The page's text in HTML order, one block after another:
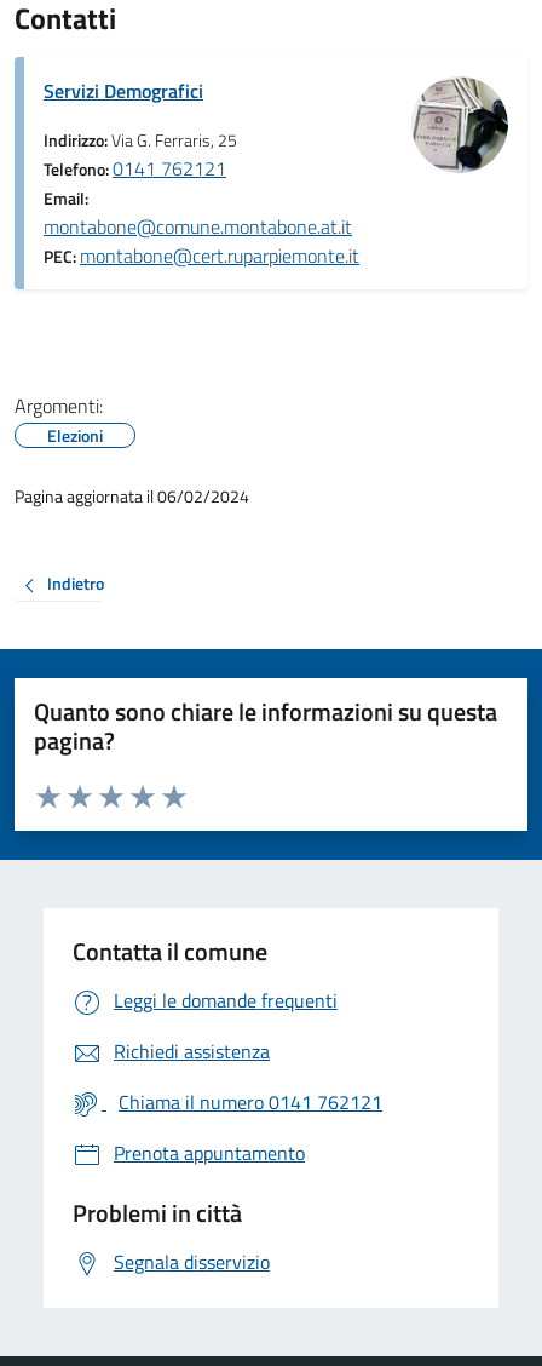
Contatti
Servizi Demografici
Indirizzo:Via G. Ferraris, 25
Telefono:0141 762121
Email:
montabone@comune.montabone.at.it
PEC:montabone@cert.ruparpiemonte.it
Argomenti:
Elezioni
Pagina aggiornata il 06/02/2024
Indietro
Quanto sono chiare le informazioni su questa
pagina?
Valuta da 1 a 5 stelle la pagina
Valuta 5 stelle su 5
Valuta 4 stelle su 5
Valuta 3 stelle su 5
Valuta 2 stelle su 5
Valuta 1 stelle su 5
Contatta il comune
Leggi le domande frequenti
Richiedi assistenza
Chiama il numero 0141 762121
Prenota appuntamento
Problemi in città
Segnala disservizio